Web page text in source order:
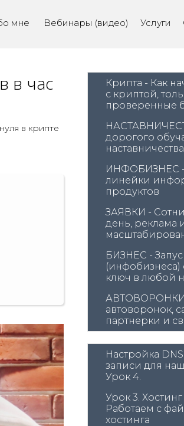
мне Вебинары (видео) Услуги
в час
в крипте
Крипта - Как
с криптой,
проверенные
дорогого
наставничества
ИНФОБИЗНЕС -
линейки
продуктов
ЗАЯВКИ - Сотни
день, реклама
БИЗНЕС -
(инфобизнеса)
ключ в любой
АВТОВОРОНКИ
автоворонок,
партнерки и
Настройка
записи для
Урок 4.
Урок 3. Хостинг
Работаем с
хостинга